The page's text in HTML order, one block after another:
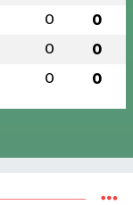
0 0
0 0
0 0